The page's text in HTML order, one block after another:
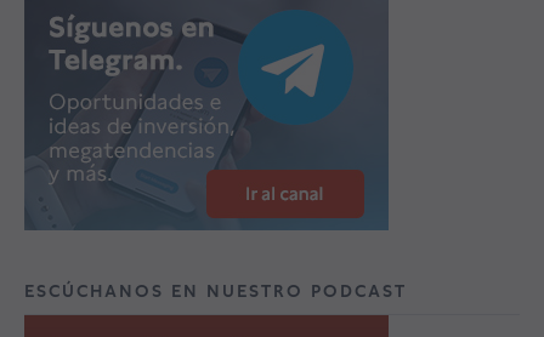
ESCÚCHANOS EN NUESTRO PODCAST